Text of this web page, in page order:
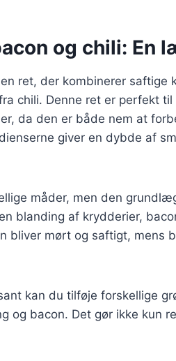
og chili: En
ret, der kombinerer saftige
chili. Denne ret er perfekt til
da den er både nem at
giver en dybde af
måder, men den
blanding af krydderier,
bliver mørt og saftigt, mens
kan du tilføje forskellige
og bacon. Det gør ikke kun